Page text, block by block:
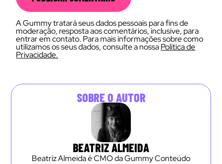
A Gummy tratará seus dados pessoais para fins de
moderação, resposta aos comentários, inclusive, para
entrar em contato. Para mais informações sobre como
utilizamos os seus dados, consulte a nossaPolítica de
Privacidade.
SOBRE O AUTOR
BEATRIZ ALMEIDA
Beatriz Almeida é CMO da Gummy Conteúdo